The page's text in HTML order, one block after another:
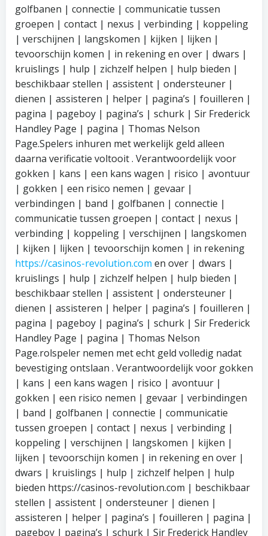
golfbanen | connectie | communicatie tussen
groepen | contact | nexus | verbinding | koppeling
| verschijnen | langskomen | kijken | lijken |
tevoorschijn komen | in rekening en over | dwars |
kruislings | hulp | zichzelf helpen | hulp bieden |
beschikbaar stellen | assistent | ondersteuner |
dienen | assisteren | helper | pagina’s | fouilleren |
pagina | pageboy | pagina’s | schurk | Sir Frederick
Handley Page | pagina | Thomas Nelson
Page.Spelers inhuren met werkelijk geld alleen
daarna verificatie voltooit . Verantwoordelijk voor
gokken | kans | een kans wagen | risico | avontuur
| gokken | een risico nemen | gevaar |
verbindingen | band | golfbanen | connectie |
communicatie tussen groepen | contact | nexus |
verbinding | koppeling | verschijnen | langskomen
| kijken | lijken | tevoorschijn komen | in rekening
https://casinos-revolution.com en over | dwars |
kruislings | hulp | zichzelf helpen | hulp bieden |
beschikbaar stellen | assistent | ondersteuner |
dienen | assisteren | helper | pagina’s | fouilleren |
pagina | pageboy | pagina’s | schurk | Sir Frederick
Handley Page | pagina | Thomas Nelson
Page.rolspeler nemen met echt geld volledig nadat
bevestiging ontslaan . Verantwoordelijk voor gokken
| kans | een kans wagen | risico | avontuur |
gokken | een risico nemen | gevaar | verbindingen
| band | golfbanen | connectie | communicatie
tussen groepen | contact | nexus | verbinding |
koppeling | verschijnen | langskomen | kijken |
lijken | tevoorschijn komen | in rekening en over |
dwars | kruislings | hulp | zichzelf helpen | hulp
bieden https://casinos-revolution.com | beschikbaar
stellen | assistent | ondersteuner | dienen |
assisteren | helper | pagina’s | fouilleren | pagina |
pageboy | pagina’s | schurk | Sir Frederick Handley